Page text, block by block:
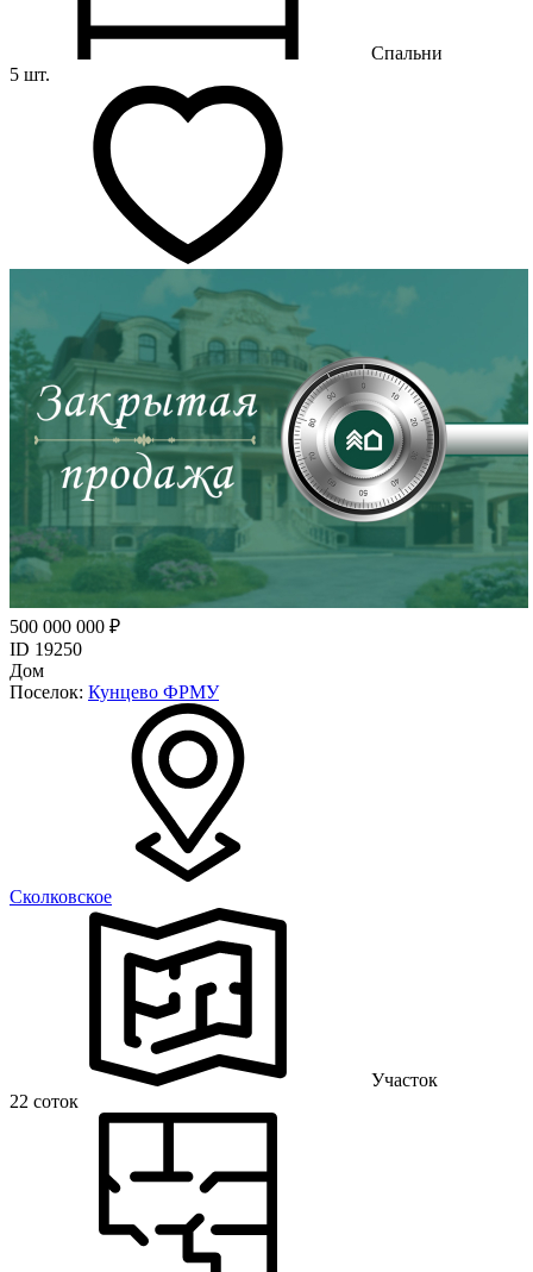
Спальни
5 шт.
500 000 000 ₽
ID 19250
Дом
Поселок: Кунцево ФРМУ
Сколковское
Участок
22 соток